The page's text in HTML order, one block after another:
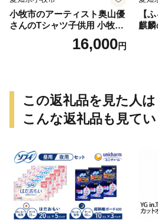
小牧市のアーティスト奥山優
さんのTシャツ子供用 小牧市
16,000円
【
麒
この返礼品を見た人は
こんな返礼品も見て